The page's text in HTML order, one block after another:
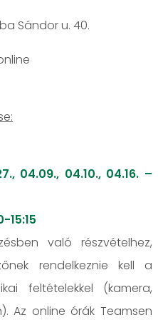
Sándor u. 40.
04.09., 04.10., 04.16. –
15:15
való részvételhez,
rendelkeznie kell a
feltételekkel (kamera,
Az online órák Teamsen